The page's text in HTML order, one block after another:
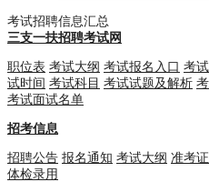
考试招聘信息汇总
三支一扶招聘考试网
职位表 考试大纲 考试报名入口 考
试时间 考试科目 考试试题及解析
考试面试名单
招考信息
招聘公告 报名通知 考试大纲 准考
体检录用